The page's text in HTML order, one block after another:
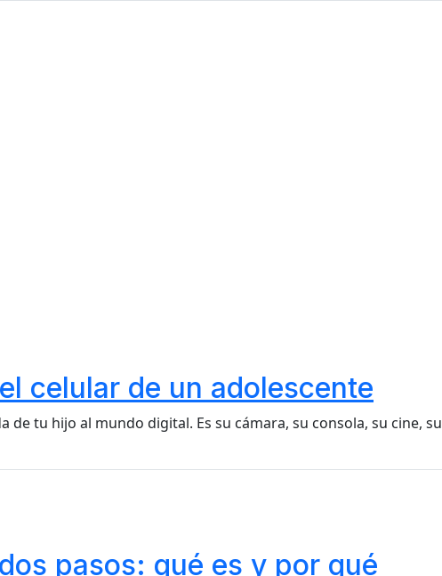
celular de un adolescente
de tu hijo al mundo digital. Es su cámara, su consola, su cine, su
pasos: qué es y por qué